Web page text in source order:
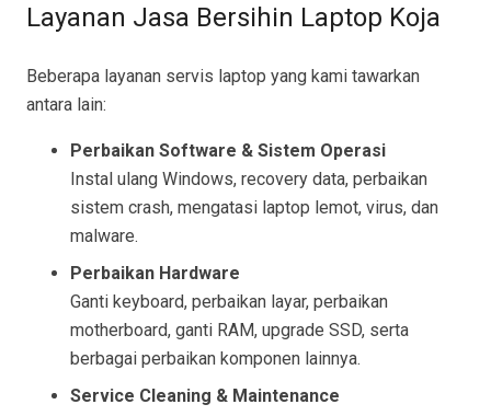
Layanan Jasa Bersihin Laptop Koja
Beberapa layanan servis laptop yang kami tawarkan
antara lain:
Perbaikan Software & Sistem Operasi
Instal ulang Windows, recovery data, perbaikan
sistem crash, mengatasi laptop lemot, virus, dan
malware.
Perbaikan Hardware
Ganti keyboard, perbaikan layar, perbaikan
motherboard, ganti RAM, upgrade SSD, serta
berbagai perbaikan komponen lainnya.
Service Cleaning & Maintenance